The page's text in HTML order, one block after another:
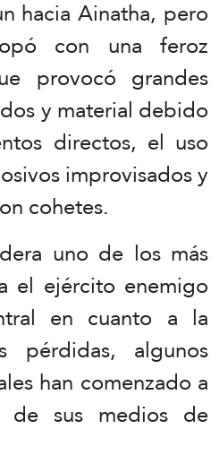
hacia Ainatha, pero
con una feroz
provocó grandes
y material debido
directos, el uso
improvisados ​​y
cohetes.
uno de los más
el ejército enemigo
en cuanto a la
pérdidas, algunos
han comenzado a
de sus medios de